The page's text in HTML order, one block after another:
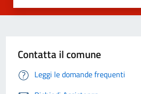
Contatta il comune
Leggi le domande frequenti